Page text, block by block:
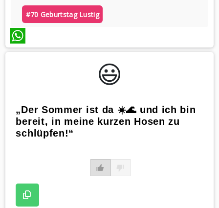
#70 Geburtstag Lustig
WhatsApp
😃️
„Der Sommer ist da ☀️🌊 und ich bin
bereit, in meine kurzen Hosen zu
schlüpfen!“